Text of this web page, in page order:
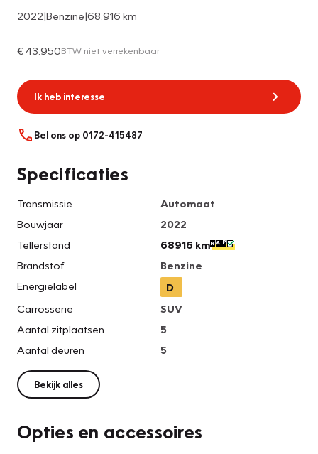
2022|Benzine|68.916 km
€ 43.950BTW niet verrekenbaar
Ik heb interesse
Bel ons op 0172-415487
Specificaties
Transmissie
Automaat
Bouwjaar
2022
Tellerstand
68916 km
Brandstof
Benzine
Energielabel
D
Carrosserie
SUV
Aantal zitplaatsen
5
Aantal deuren
5
Bekijk alles
Opties en accessoires